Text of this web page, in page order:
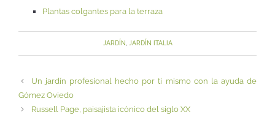
Plantas colgantes para la terraza
JARDÍN, JARDÍN ITALIA
Un jardín profesional hecho por ti mismo con la ayuda de
Gómez Oviedo
Russell Page, paisajista icónico del siglo XX